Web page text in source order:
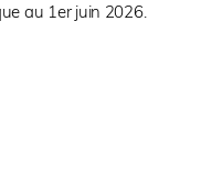
au 1er juin 2026.